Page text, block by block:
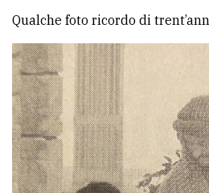
Qualche foto ricordo di